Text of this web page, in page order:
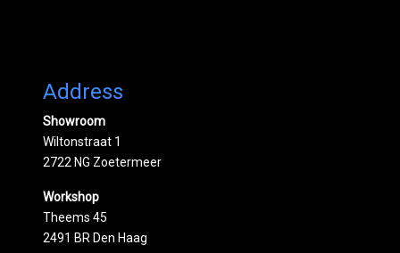
Address
Showroom
Wiltonstraat 1
2722 NG Zoetermeer
Workshop
Theems 45
2491 BR Den Haag